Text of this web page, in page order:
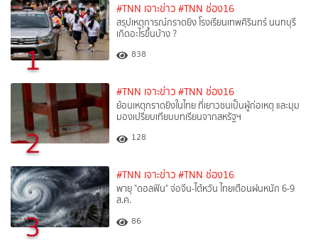
1
#TNN เจาะข่าว #TNN ช่อง16
สรุปเหตุการณ์กราดยิง โรงเรียนเทพศิรินทร์ นนทบุรี
เกิดอะไรขึ้นบ้าง ?
838
2
#TNN เจาะข่าว #TNN ช่อง16
ย้อนเหตุกราดยิงในไทย ที่เยาวชนเป็นผู้ก่อเหตุ และมุม
มองเปรียบเทียบบทเรียนจากสหรัฐฯ
128
3
#TNN เจาะข่าว #TNN ช่อง16
พายุ "ดอลฟิน" จ่อจีน-ไต้หวัน ไทยเตือนฝนหนัก 6-9
ส.ค.
86